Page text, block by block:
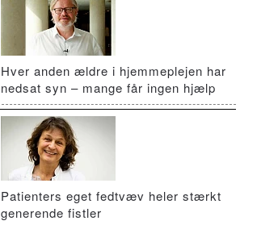
Hver anden ældre i hjemmeplejen har
nedsat syn – mange får ingen hjælp
Patienters eget fedtvæv heler stærkt
generende fistler